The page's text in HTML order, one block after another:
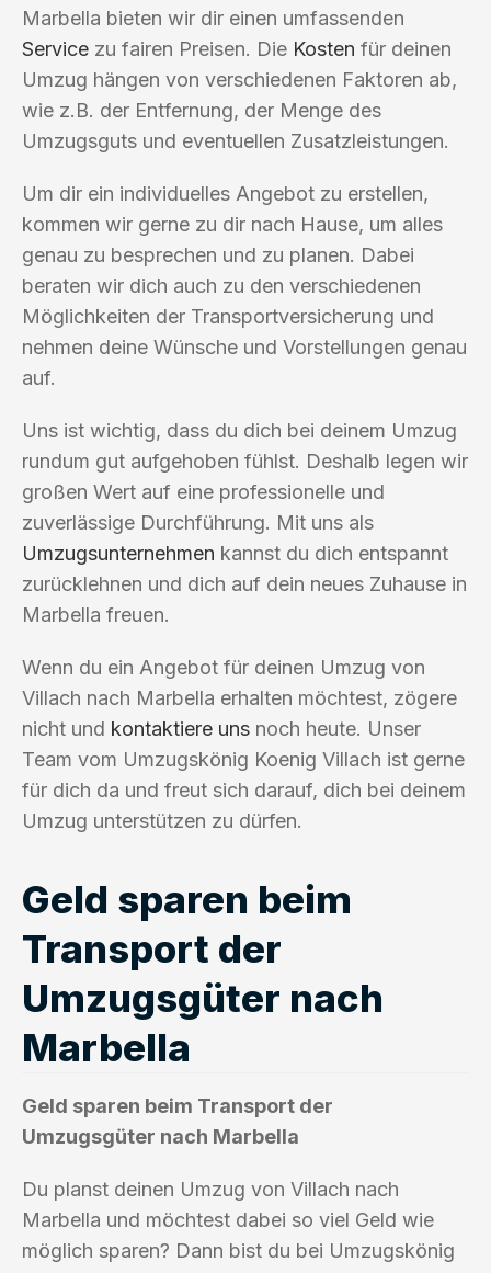
Marbella bieten wir dir einen umfassenden
Service zu fairen Preisen. Die Kosten für deinen
Umzug hängen von verschiedenen Faktoren ab,
wie z.B. der Entfernung, der Menge des
Umzugsguts und eventuellen Zusatzleistungen.
Um dir ein individuelles Angebot zu erstellen,
kommen wir gerne zu dir nach Hause, um alles
genau zu besprechen und zu planen. Dabei
beraten wir dich auch zu den verschiedenen
Möglichkeiten der Transportversicherung und
nehmen deine Wünsche und Vorstellungen genau
auf.
Uns ist wichtig, dass du dich bei deinem Umzug
rundum gut aufgehoben fühlst. Deshalb legen wir
großen Wert auf eine professionelle und
zuverlässige Durchführung. Mit uns als
Umzugsunternehmen kannst du dich entspannt
zurücklehnen und dich auf dein neues Zuhause in
Marbella freuen.
Wenn du ein Angebot für deinen Umzug von
Villach nach Marbella erhalten möchtest, zögere
nicht und kontaktiere uns noch heute. Unser
Team vom Umzugskönig Koenig Villach ist gerne
für dich da und freut sich darauf, dich bei deinem
Umzug unterstützen zu dürfen.
Geld sparen beim
Transport der
Umzugsgüter nach
Marbella
Geld sparen beim Transport der
Umzugsgüter nach Marbella
Du planst deinen Umzug von Villach nach
Marbella und möchtest dabei so viel Geld wie
möglich sparen? Dann bist du bei Umzugskönig